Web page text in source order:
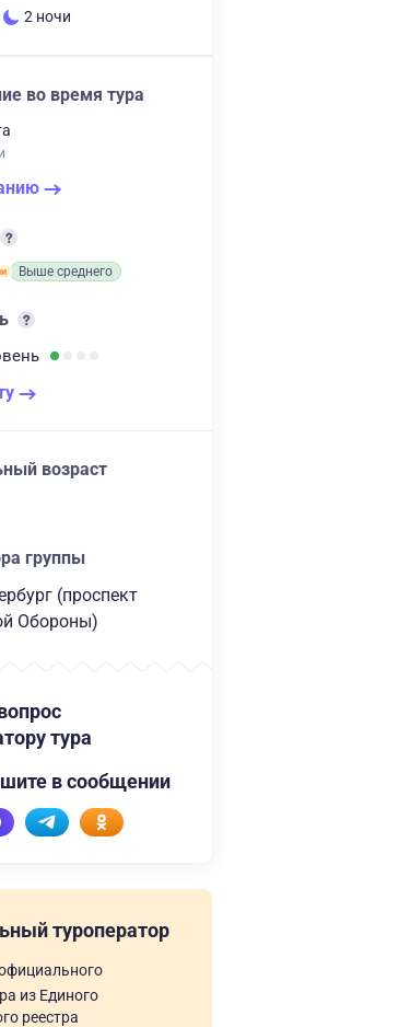
2 ночи
во время тура
Выше среднего
возраст
группы
(проспект
Обороны)
тура
в сообщении
туроператор
из Единого
реестра